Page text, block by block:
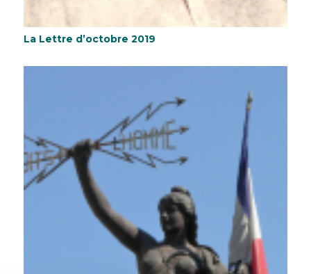
La Lettre d’octobre 2019